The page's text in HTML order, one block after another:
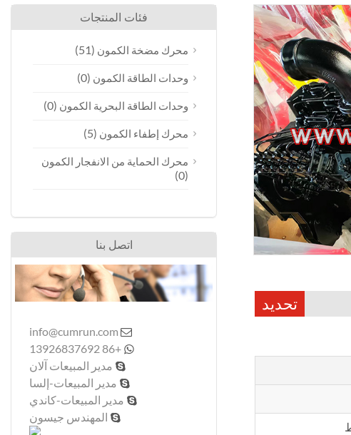
تحديد
فئات المنتجات
محرك مضخة الكمون (51)
وحدات الطاقة الكمون (0)
وحدات الطاقة البحرية الكمون (0)
محرك إطفاء الكمون (5)
محرك الحماية من الانفجار الكمون
(0)
اتصل بنا

info@cumrun.com

+86 13926837692
 مدير المبيعات آلان
 مدير المبيعات-إلسا
 مدير المبيعات-كاندي
 المهندس جيسون